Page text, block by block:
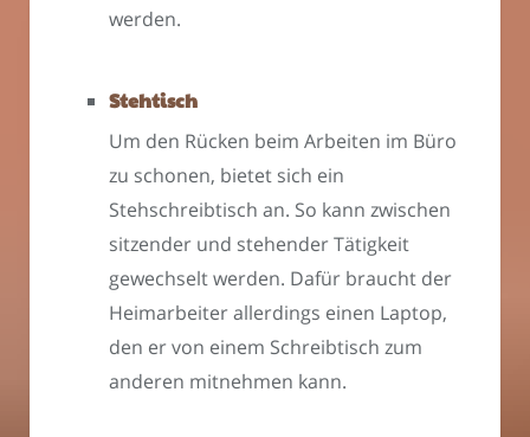
werden.
Stehtisch
Um den Rücken beim Arbeiten im Büro
zu schonen, bietet sich ein
Stehschreibtisch an. So kann zwischen
sitzender und stehender Tätigkeit
gewechselt werden. Dafür braucht der
Heimarbeiter allerdings einen Laptop,
den er von einem Schreibtisch zum
anderen mitnehmen kann.